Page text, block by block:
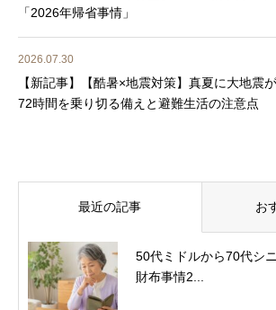
「2026年帰省事情」
2026.07.30
【新記事】【酷暑×地震対策】真夏に大地震
72時間を乗り切る備えと避難生活の注意点
最近の記事 お
50代ミドルから70代シ
財布事情2...